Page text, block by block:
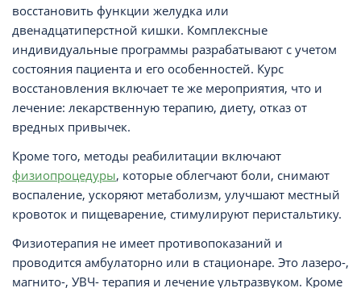
восстановить функции желудка или
двенадцатиперстной кишки. Комплексные
индивидуальные программы разрабатывают с учетом
состояния пациента и его особенностей. Курс
восстановления включает те же мероприятия, что и
лечение: лекарственную терапию, диету, отказ от
вредных привычек.
Кроме того, методы реабилитации включают
физиопроцедуры, которые облегчают боли, снимают
воспаление, ускоряют метаболизм, улучшают местный
кровоток и пищеварение, стимулируют перистальтику.
Физиотерапия не имеет противопоказаний и
проводится амбулаторно или в стационаре. Это лазеро-,
магнито-, УВЧ- терапия и лечение ультразвуком. Кроме